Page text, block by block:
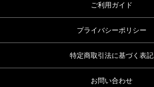
ご利用ガイド
プライバシーポリシー
特定商取引法に基づく表記
お問い合わせ